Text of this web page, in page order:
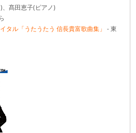
髙田恵子(ピアノ)
タル「うたうたう 信長貴富歌曲集」 - 東